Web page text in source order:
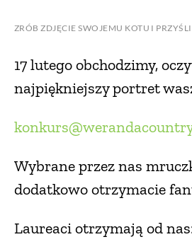
ZRÓB ZDJĘCIE SWOJEMU KOTU I
17 lutego obchodzimy,
najpiękniejszy portret
Wybrane przez nas
dodatkowo otrzymacie
Laureaci otrzymają od